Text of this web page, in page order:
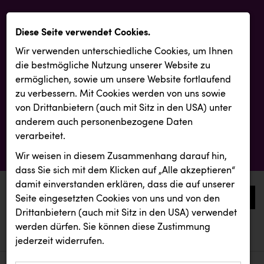
0
aktuelle aussendungen
aktuelle aussendungen
Diese Seite verwendet Cookies.
Wir verwenden unterschiedliche Cookies, um Ihnen
die best­mögliche Nutzung unserer Website zu
ermöglichen, sowie um unsere Website fortlaufend
zu verbessern. Mit Cookies werden von uns sowie
von Drittanbietern (auch mit Sitz in den USA) unter
anderem auch personenbezogene Daten
verarbeitet.
Wir weisen in diesem Zusammenhang darauf hin,
dass Sie sich mit dem Klicken auf „Alle akzeptieren“
damit ein­ver­standen erklären, dass die auf unserer
Seite eingesetzten Cookies von uns und von den
Drittanbietern (auch mit Sitz in den USA) verwendet
werden dürfen. Sie können diese Zustimmung
jederzeit widerrufen.